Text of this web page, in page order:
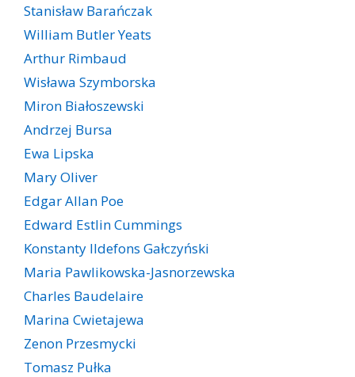
Stanisław Barańczak
William Butler Yeats
Arthur Rimbaud
Wisława Szymborska
Miron Białoszewski
Andrzej Bursa
Ewa Lipska
Mary Oliver
Edgar Allan Poe
Edward Estlin Cummings
Konstanty Ildefons Gałczyński
Maria Pawlikowska-Jasnorzewska
Charles Baudelaire
Marina Cwietajewa
Zenon Przesmycki
Tomasz Pułka